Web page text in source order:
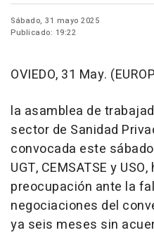
Sábado, 31 mayo 2025
Publicado: 19:22
OVIEDO, 31 May.
la asamblea de
sector de Sanidad
convocada este
UGT, CEMSATSE y
preocupación ante la
negociaciones del
ya seis meses sin